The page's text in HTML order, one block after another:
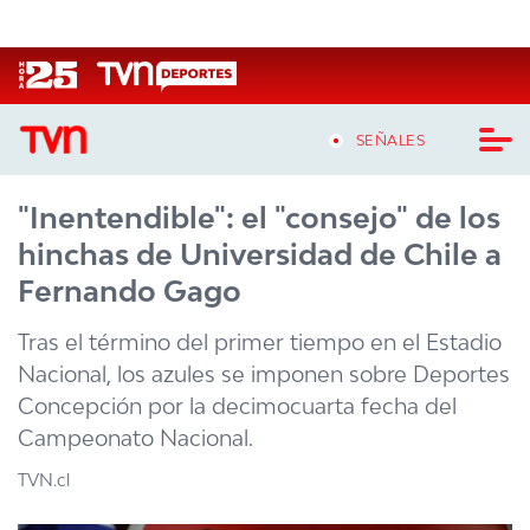
SEÑALES
CASTING MASTERCHEF CHILE
CASTING TVN VERTICAL
TVN VERTICAL
TVN PLAY
PROGRAMAS
"Inentendible": el "consejo" de los
hinchas de Universidad de Chile a
Fernando Gago
Tras el término del primer tiempo en el Estadio
Nacional, los azules se imponen sobre Deportes
Concepción por la decimocuarta fecha del
Campeonato Nacional.
TVN.cl